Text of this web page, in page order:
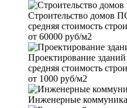
Строительство домов
средняя стоимость
от 60000 руб/м2
Проектирование зданий
средняя стоимость
от 1000 руб/м2
Инженерные